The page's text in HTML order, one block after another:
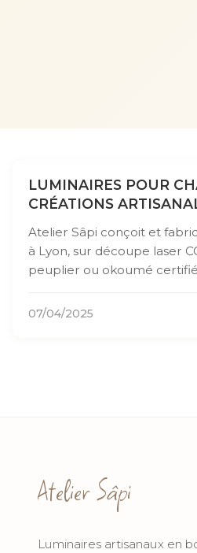
LUMINAIRES POUR
CRÉATIONS
Atelier Sâpi conçoit et
à Lyon, sur découpe laser
peuplier ou okoumé
07/04/2025
Atelier Sâpi
Luminaires artisanaux en